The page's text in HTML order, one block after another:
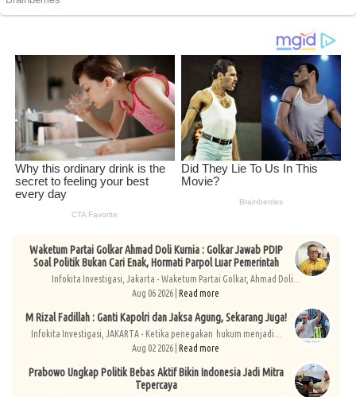
Waketum Partai Golkar Ahmad Doli Kurnia : Golkar Jawab PDIP
Soal Politik Bukan Cari Enak, Hormati Parpol Luar Pemerintah
Infokita Investigasi, Jakarta - Waketum Partai Golkar, Ahmad Doli...
Aug 06 2026 | Read more
M Rizal Fadillah : Ganti Kapolri dan Jaksa Agung, Sekarang Juga!
Infokita Investigasi, JAKARTA - Ketika penegakan hukum menjadi...
Aug 02 2026 | Read more
Prabowo Ungkap Politik Bebas Aktif Bikin Indonesia Jadi Mitra
Tepercaya